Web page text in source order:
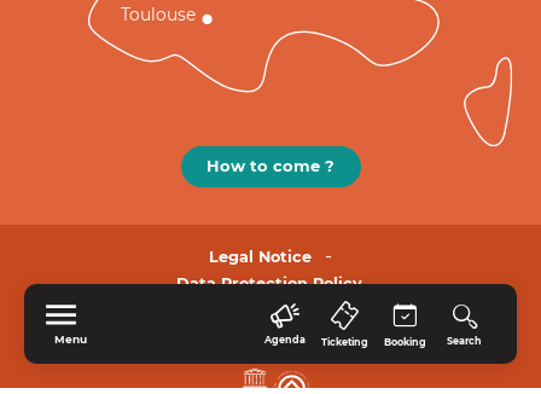
Menu Agenda Ticketing Booking Search
Toulouse
How to come ?
Legal Notice
Data Protection Policy.